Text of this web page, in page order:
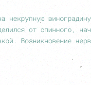
некрупную
от спинного,
Возникновение